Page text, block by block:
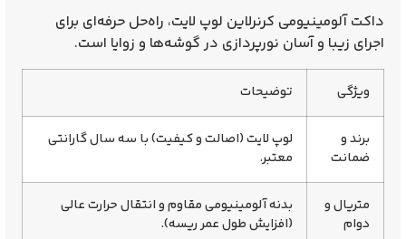
داکت آلومینیومی کرنرلاین لوپ لایت، راه‌حل حرفه‌ای برای
اجرای زیبا و آسان نورپردازی درگوشه‌ها و زوایا است.
ویژگی توضیحات
برند و
ضمانت
لوپ لایت (اصالت و کیفیت) با سه سال گارانتی
معتبر.
متریال و
دوام
بدنهآلومینیومی مقاوموانتقال حرارت عالی
(افزایش طول عمر ریسه).